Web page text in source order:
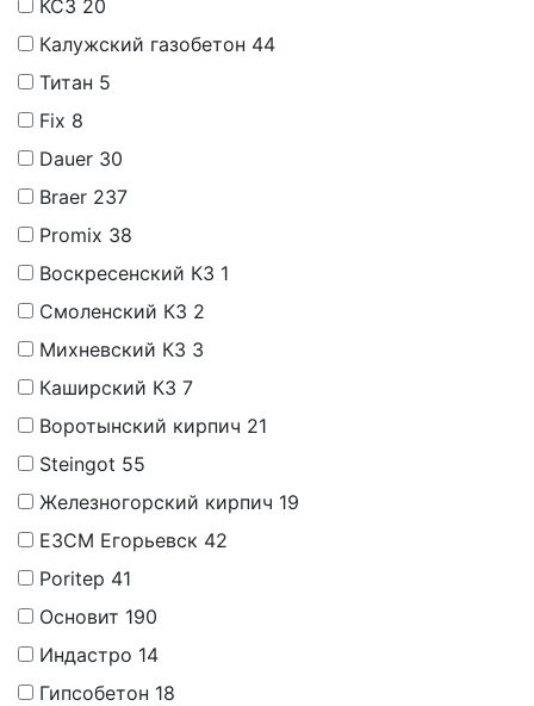
КСЗ 20
Калужский газобетон 44
Титан 5
Fix 8
Dauer 30
Braer 237
Promix 38
Воскресенский КЗ 1
Смоленский КЗ 2
Михневский КЗ 3
Каширский КЗ 7
Воротынский кирпич 21
Steingot 55
Железногорский кирпич 19
ЕЗСМ Егорьевск 42
Poritep 41
Основит 190
Индастро 14
Гипсобетон 18